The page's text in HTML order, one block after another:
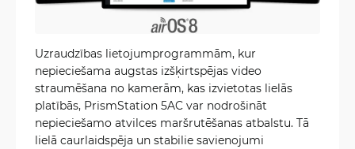
Uzraudzības lietojumprogrammām, kur
nepieciešama augstas izšķirtspējas video
straumēšana no kamerām, kas izvietotas lielās
platībās, PrismStation 5AC var nodrošināt
nepieciešamo atvilces maršrutēšanas atbalstu. Tā
lielā caurlaidspēja un stabilie savienojumi